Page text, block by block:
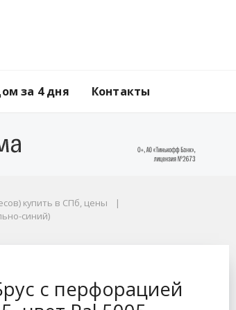
за 4 дня Контакты
купить в СПб, цены
синий)
с перфорацией